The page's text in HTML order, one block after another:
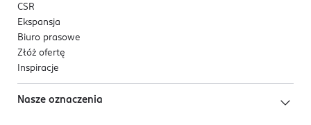
CSR
Ekspansja
Biuro prasowe
Złóż ofertę
Inspiracje
Nasze oznaczenia